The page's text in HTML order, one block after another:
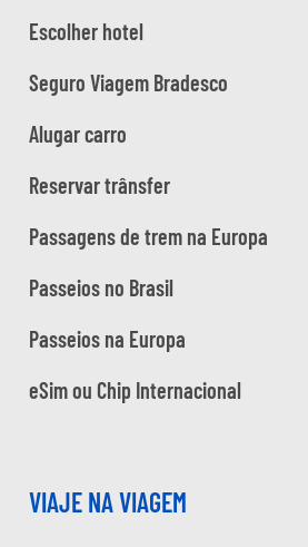
Escolher hotel
Seguro Viagem Bradesco
Alugar carro
Reservar trânsfer
Passagens de trem na Europa
Passeios no Brasil
Passeios na Europa
eSim ou Chip Internacional
VIAJE NA VIAGEM